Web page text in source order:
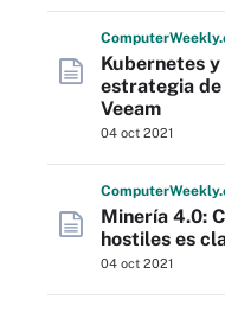
ComputerWeekly
Kubernetes
estrategia
Veeam
04 oct 2021
ComputerWeekly
Minería 4.0:
hostiles es
04 oct 2021